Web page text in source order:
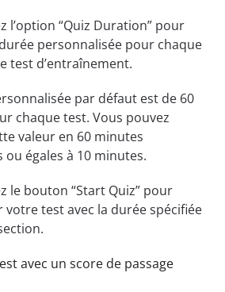
l’option “Quiz Duration” pour
personnalisée pour chaque
test d’entraînement.
par défaut est de 60
chaque test. Vous pouvez
valeur en 60 minutes
égales à 10 minutes.
le bouton “Start Quiz” pour
votre test avec la durée spécifiée
avec un score de passage